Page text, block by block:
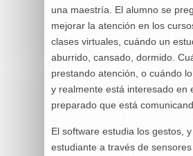
una maestría. El alumno se
mejorar la atención en los
clases virtuales, cuándo un
aburrido, cansado, dormido.
prestando atención, o cuándo
y realmente está interesado en
preparado que está
El software estudia los gestos,
estudiante a través de